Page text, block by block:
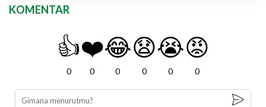
KOMENTAR
👍
0
❤️
0
😂
0
😧
0
😭
0
😡
0